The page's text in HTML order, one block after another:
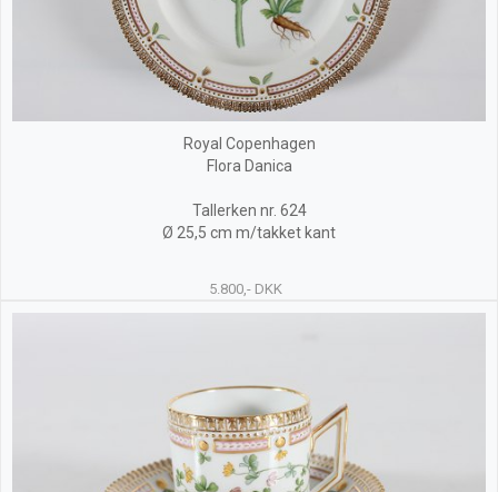
Royal Copenhagen
Flora Danica
Tallerken nr. 624
Ø 25,5 cm m/takket kant
5.800,- DKK